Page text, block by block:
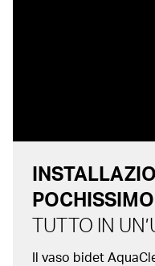
TUTTO IN
Il vaso bidet